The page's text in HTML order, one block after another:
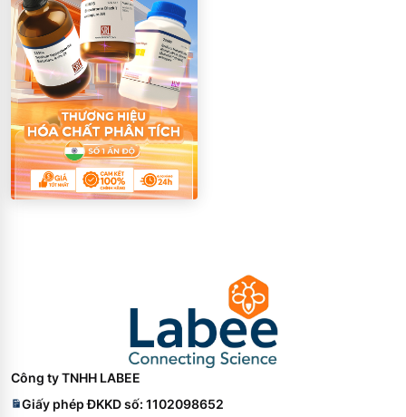
Công ty TNHH LABEE
Giấy phép ĐKKD số: 1102098652